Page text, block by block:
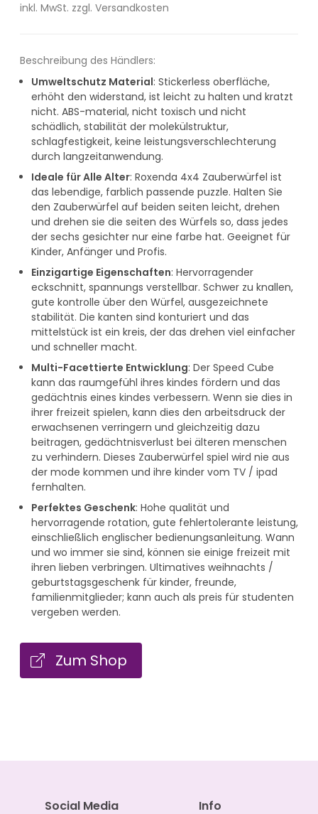
inkl. MwSt. zzgl. Versandkosten
Beschreibung des Händlers:
Umweltschutz Material: Stickerless oberfläche,
erhöht den widerstand, ist leicht zu halten und kratzt
nicht. ABS-material, nicht toxisch und nicht
schädlich, stabilität der molekülstruktur,
schlagfestigkeit, keine leistungsverschlechterung
durch langzeitanwendung.
Ideale für Alle Alter: Roxenda 4x4 Zauberwürfel ist
das lebendige, farblich passende puzzle. Halten Sie
den Zauberwürfel auf beiden seiten leicht, drehen
und drehen sie die seiten des Würfels so, dass jedes
der sechs gesichter nur eine farbe hat. Geeignet für
Kinder, Anfänger und Profis.
Einzigartige Eigenschaften: Hervorragender
eckschnitt, spannungs verstellbar. Schwer zu knallen,
gute kontrolle über den Würfel, ausgezeichnete
stabilität. Die kanten sind konturiert und das
mittelstück ist ein kreis, der das drehen viel einfacher
und schneller macht.
Multi-Facettierte Entwicklung: Der Speed Cube
kann das raumgefühl ihres kindes fördern und das
gedächtnis eines kindes verbessern. Wenn sie dies in
ihrer freizeit spielen, kann dies den arbeitsdruck der
erwachsenen verringern und gleichzeitig dazu
beitragen, gedächtnisverlust bei älteren menschen
zu verhindern. Dieses Zauberwürfel spiel wird nie aus
der mode kommen und ihre kinder vom TV / ipad
fernhalten.
Perfektes Geschenk: Hohe qualität und
hervorragende rotation, gute fehlertolerante leistung,
einschließlich englischer bedienungsanleitung. Wann
und wo immer sie sind, können sie einige freizeit mit
ihren lieben verbringen. Ultimatives weihnachts /
geburtstagsgeschenk für kinder, freunde,
familienmitglieder; kann auch als preis für studenten
vergeben werden.
Zum Shop
Social Media Info